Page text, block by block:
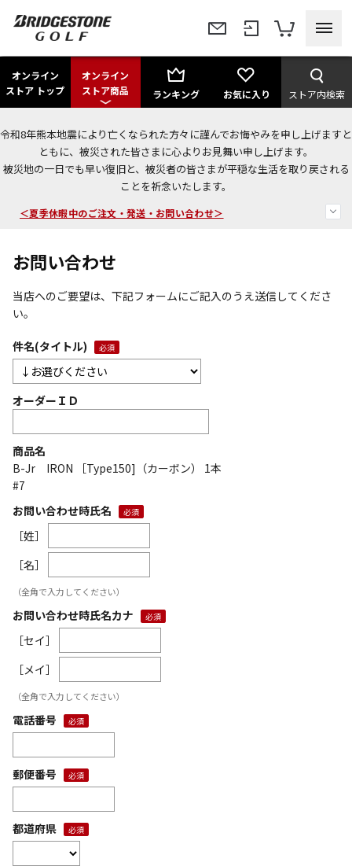
オンライン
ストア トップ
オンライン
ストア商品
ランキング お気に入り ストア内検索
令和8年熊本地震により亡くなられた方々に謹んでお悔やみを申し上げますと
ともに、被災された皆さまに心よりお見舞い申し上げます。
被災地の一日でも早い復旧と、被災者の皆さまが平穏な生活を取り戻される
ことを祈念いたします。
今なら新規会員登録で1,000円OFFクーポンプレゼント！
＜商品配送に関するお知らせ＞
＜夏季休暇中のご注文・発送・お問い合わせ＞
お問い合わせ
当店へのご要望は、下記フォームにご記入のうえ送信してくださ
い。
件名(タイトル)
オーダーＩＤ
商品名
B-Jr IRON ［Type150]（カーボン） 1本
#7
お問い合わせ時氏名
［姓］
［名］
（全角で入力してください）
お問い合わせ時氏名カナ
［セイ］
［メイ］
（全角で入力してください）
電話番号
郵便番号
都道府県